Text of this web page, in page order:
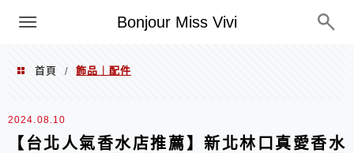
Bonjour Miss Vivi
選單
首頁 / 飾品︱配件
飾品︱配件
2024.08.10
【台北人氣香水店推薦】新北林口真愛香水